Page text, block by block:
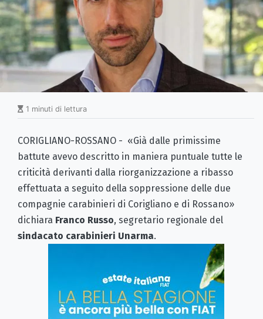
1 minuti di lettura
CORIGLIANO-ROSSANO - «Già dalle primissime
battute avevo descritto in maniera puntuale tutte le
criticità derivanti dalla riorganizzazione a ribasso
effettuata a seguito della soppressione delle due
compagnie carabinieri di Corigliano e di Rossano»
dichiara Franco Russo, segretario regionale del
sindacato carabinieri Unarma.